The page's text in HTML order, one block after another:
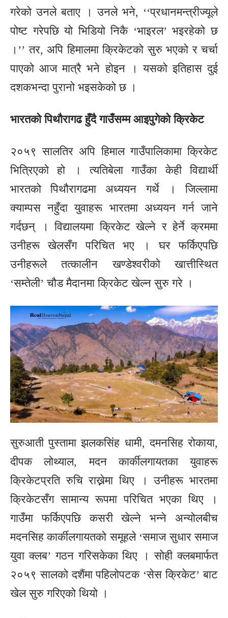
गरेको उनले बताए । उनले भने, ‘‘प्रधानमन्त्रीज्यूले
पोष्ट गरेपछि यो भिडियो निकै ‘भाइरल’ भइरहेको छ
।’’ तर, अपि हिमालमा क्रिकेटको सुरु भएको र चर्चा
पाएको आज मात्रै भने होइन । यसको इतिहास दुई
दशकभन्दा पुरानो भइसकेको छ ।
भारतको पिथौरागढ हुँदै गाउँसम्म आइपुगेको क्रिकेट
२०५९ सालतिर अपि हिमाल गाउँपालिकामा क्रिकेट
भित्रिएको हो । त्यतिबेला गाउँका केही विद्यार्थी
भारतको पिथौरागढमा अध्ययन गर्थे । जिल्लामा
क्याम्पस नहुँदा युवाहरू भारतमा अध्ययन गर्न जाने
गर्दछन् । विद्यालयमा क्रिकेट खेल्ने र हेर्ने क्रममा
उनीहरू खेलसँग परिचित भए । घर फर्किएपछि
उनीहरूले तत्कालीन खण्डेश्वरीको खात्तीस्थित
‘सम्तेली’ चौड मैदानमा क्रिकेट खेल्न सुरु गरे ।
सुरुआती पुस्तामा झलकसिंह धामी, दमनसिह रोकाया,
दीपक लोथ्याल, मदन कार्कीलगायतका युवाहरू
क्रिकेटप्रति रुचि राख्नेमा थिए । उनीहरू भारतमा
क्रिकेटसँग सामान्य रूपमा परिचित भएका थिए ।
गाउँमा फर्किएपछि कसरी खेल्ने भन्ने अन्योलबीच
मदनसिह कार्कीलगायतको समूहले ‘समाज सुधार समाज
युवा क्लब’ गठन गरिसकेका थिए । सोही क्लबमार्फत
२०५९ सालको दशैंमा पहिलोपटक ‘सेस क्रिकेट’ बाट
खेल सुरु गरिएको थियो ।